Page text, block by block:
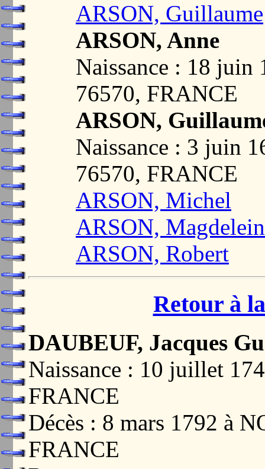
ARSON, Guillaume
ARSON, Anne
Naissance : 18
76570, FRANCE
ARSON,
Naissance : 3 juin
76570, FRANCE
ARSON, Michel
ARSON,
ARSON, Robert
Retour à
DAUBEUF, Jacques
Naissance : 10 juillet
FRANCE
Décès : 8 mars 1792 à
FRANCE